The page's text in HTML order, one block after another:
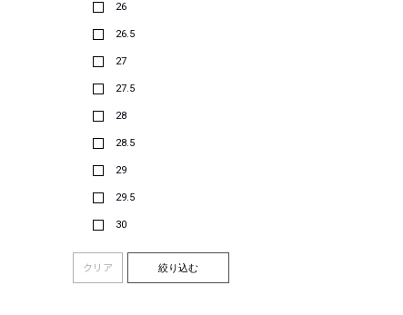
26
26.5
27
27.5
28
28.5
29
29.5
30
クリア 絞り込む